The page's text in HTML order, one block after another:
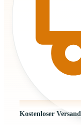
Kostenloser Versand